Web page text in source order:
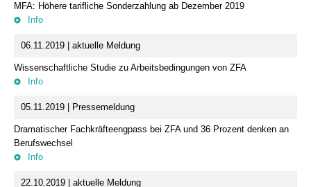
MFA: Höhere tarifliche Sonderzahlung ab Dezember 2019
Info
06.11.2019 | aktuelle Meldung
Wissenschaftliche Studie zu Arbeitsbedingungen von ZFA
Info
05.11.2019 | Pressemeldung
Dramatischer Fachkräfteengpass bei ZFA und 36 Prozent denken an
Berufswechsel
Info
22.10.2019 | aktuelle Meldung